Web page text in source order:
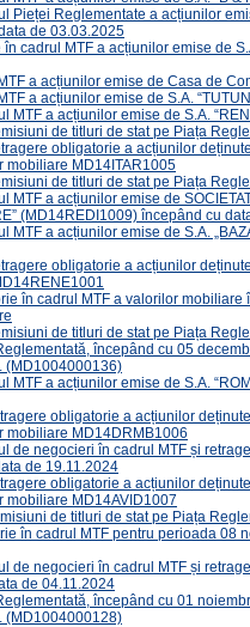
Pieței Reglementate a acțiunilor
de 03.03.2025
cadrul MTF a acțiunilor emise de
a acțiunilor emise de Casa de
a acțiunilor emise de S.A.
MTF a acțiunilor emise de S.A.
de titluri de stat pe Piața
obligatorie a acțiunilor
mobiliare MD14ITAR1005
de titluri de stat pe Piața
a acțiunilor emise de
(MD14REDI1009) începând cu
a acțiunilor emise de S.A.
obligatorie a acțiunilor
în cadrul MTF a valorilor
de titluri de stat pe Piața
începând cu 05
(MD1004000136)
MTF a acțiunilor emise de S.A.
obligatorie a acțiunilor
mobiliare MD14DRMB1006
de negocieri în cadrul MTF și
de 19.11.2024
obligatorie a acțiunilor
mobiliare MD14AVID1007
de titluri de stat pe Piața
în cadrul MTF pentru perioada 08
de negocieri în cadrul MTF și
de 04.11.2024
începând cu 01
(MD1004000128)